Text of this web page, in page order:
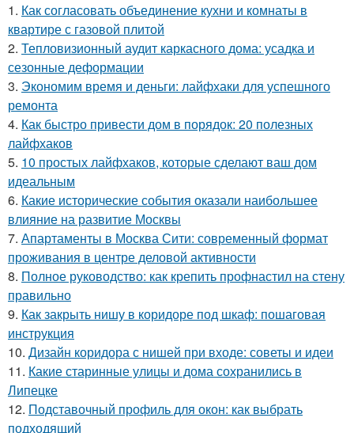
1. Как согласовать объединение кухни и комнаты в
квартире с газовой плитой
2. Тепловизионный аудит каркасного дома: усадка и
сезонные деформации
3. Экономим время и деньги: лайфхаки для успешного
ремонта
4. Как быстро привести дом в порядок: 20 полезных
лайфхаков
5. 10 простых лайфхаков, которые сделают ваш дом
идеальным
6. Какие исторические события оказали наибольшее
влияние на развитие Москвы
7. Апартаменты в Москва Сити: современный формат
проживания в центре деловой активности
8. Полное руководство: как крепить профнастил на стену
правильно
9. Как закрыть нишу в коридоре под шкаф: пошаговая
инструкция
10. Дизайн коридора с нишей при входе: советы и идеи
11. Какие старинные улицы и дома сохранились в
Липецке
12. Подставочный профиль для окон: как выбрать
подходящий